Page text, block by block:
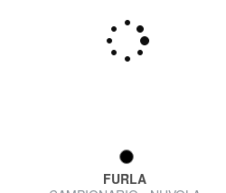
FURLA